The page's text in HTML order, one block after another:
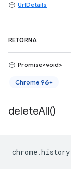
UrlDetails
RETORNA
Promise<void>
Chrome 96+
deleteAll()
chrome.history